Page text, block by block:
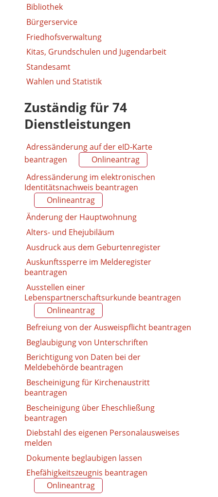
Bibliothek
Bürgerservice
Friedhofsverwaltung
Kitas, Grundschulen und Jugendarbeit
Standesamt
Wahlen und Statistik
Zuständig für 74
Dienstleistungen
Adressänderung auf der eID-Karte
beantragen
Onlineantrag
Adressänderung im elektronischen
Identitätsnachweis beantragen
Onlineantrag
Änderung der Hauptwohnung
Alters- und Ehejubiläum
Ausdruck aus dem Geburtenregister
Auskunftssperre im Melderegister
beantragen
Ausstellen einer
Lebenspartnerschaftsurkunde beantragen
Onlineantrag
Befreiung von der Ausweispflicht beantragen
Beglaubigung von Unterschriften
Berichtigung von Daten bei der
Meldebehörde beantragen
Bescheinigung für Kirchenaustritt
beantragen
Bescheinigung über Eheschließung
beantragen
Diebstahl des eigenen Personalausweises
melden
Dokumente beglaubigen lassen
Ehefähigkeitszeugnis beantragen
Onlineantrag